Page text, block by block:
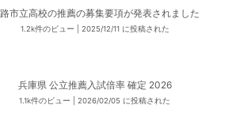
市立高校の推薦の募集要項が発表されました
1.2k件のビュー 2025/12/11 に投稿された
兵庫県 公立推薦入試倍率 確定 2026
1.1k件のビュー 2026/02/05 に投稿された